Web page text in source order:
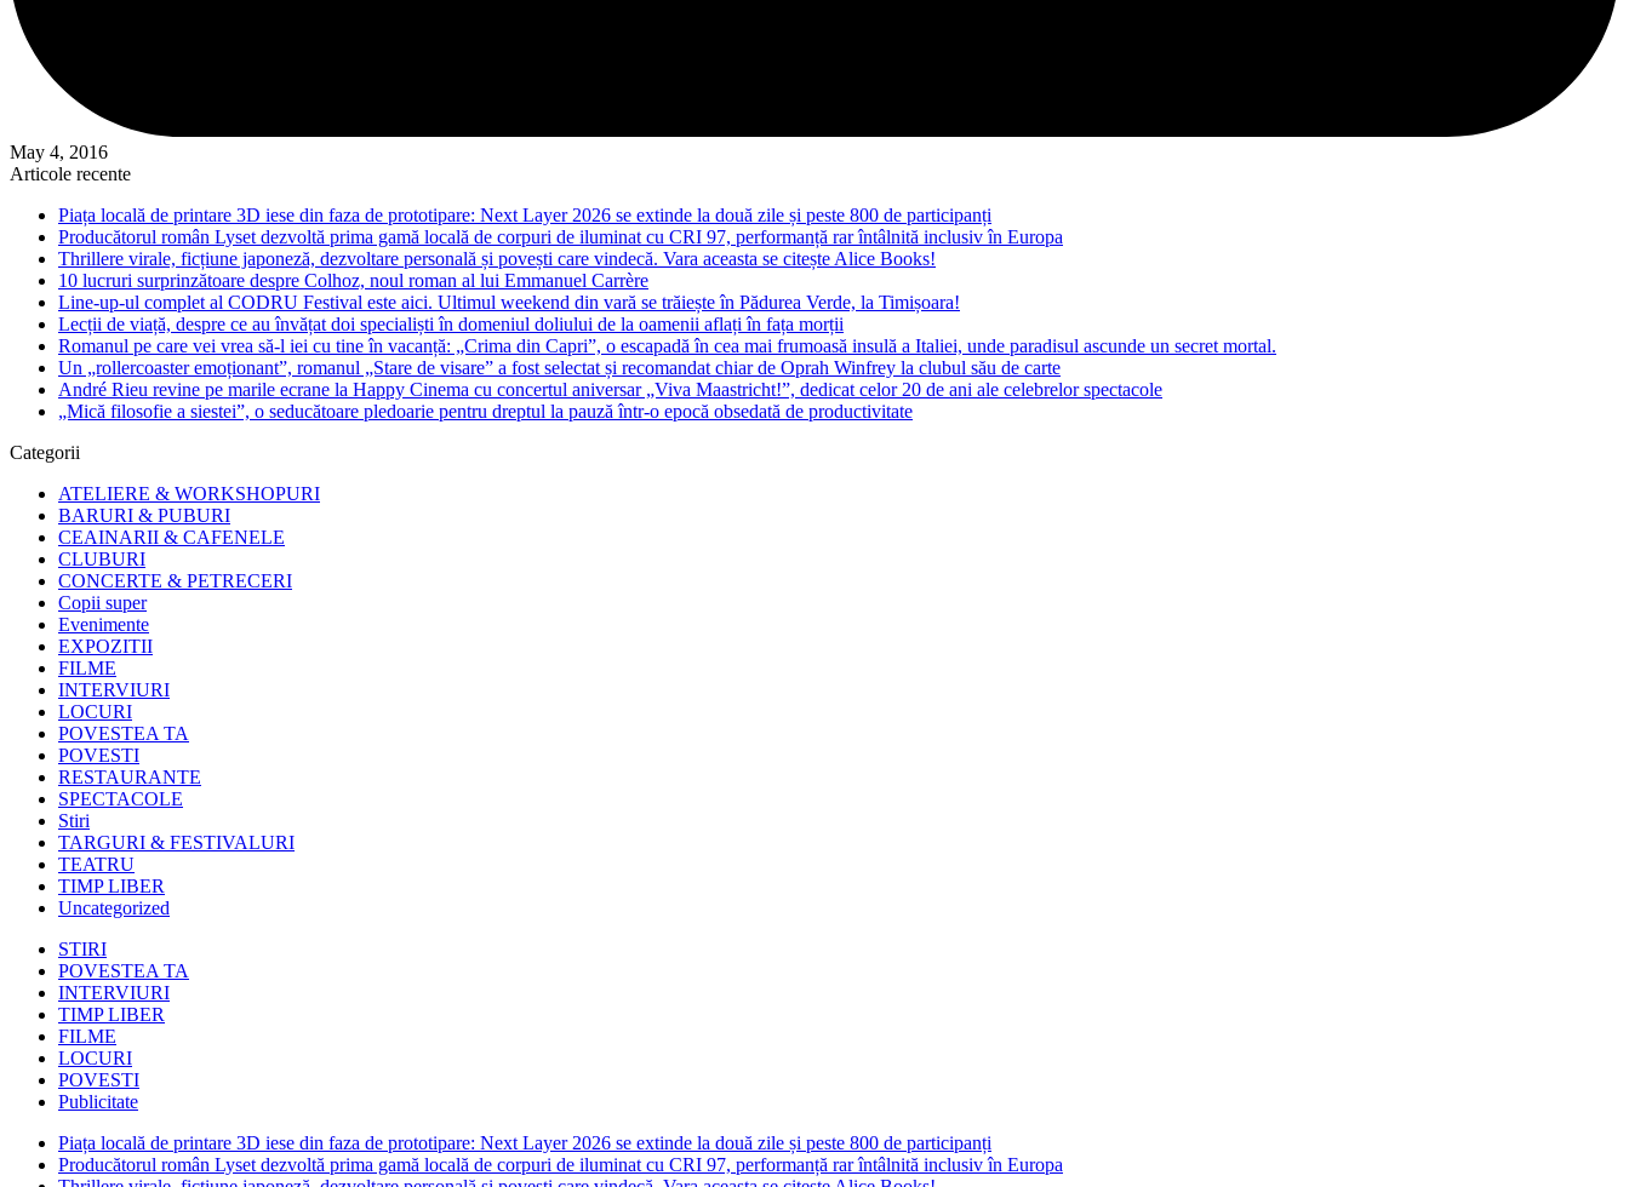
May 4, 2016
Articole recente
Piața locală de printare 3D iese din faza de prototipare: Next Layer 2026 se extinde la două zile și peste 800 de participanți
Producătorul român Lyset dezvoltă prima gamă locală de corpuri de iluminat cu CRI 97, performanță rar întâlnită inclusiv în Europa
Thrillere virale, ficțiune japoneză, dezvoltare personală și povești care vindecă. Vara aceasta se citește Alice Books!
10 lucruri surprinzătoare despre Colhoz, noul roman al lui Emmanuel Carrère
Line-up-ul complet al CODRU Festival este aici. Ultimul weekend din vară se trăiește în Pădurea Verde, la Timișoara!
Lecții de viață, despre ce au învățat doi specialiști în domeniul doliului de la oamenii aflați în fața morții
Romanul pe care vei vrea să-l iei cu tine în vacanță: „Crima din Capri”, o escapadă în cea mai frumoasă insulă a Italiei, unde paradisul ascunde un secret mortal.
Un „rollercoaster emoționant”, romanul „Stare de visare” a fost selectat și recomandat chiar de Oprah Winfrey la clubul său de carte
André Rieu revine pe marile ecrane la Happy Cinema cu concertul aniversar „Viva Maastricht!”, dedicat celor 20 de ani ale celebrelor spectacole
„Mică filosofie a siestei”, o seducătoare pledoarie pentru dreptul la pauză într-o epocă obsedată de productivitate
Categorii
ATELIERE & WORKSHOPURI
BARURI & PUBURI
CEAINARII & CAFENELE
CLUBURI
CONCERTE & PETRECERI
Copii super
Evenimente
EXPOZITII
FILME
INTERVIURI
LOCURI
POVESTEA TA
POVESTI
RESTAURANTE
SPECTACOLE
Stiri
TARGURI & FESTIVALURI
TEATRU
TIMP LIBER
Uncategorized
STIRI
POVESTEA TA
INTERVIURI
TIMP LIBER
FILME
LOCURI
POVESTI
Publicitate
Piața locală de printare 3D iese din faza de prototipare: Next Layer 2026 se extinde la două zile și peste 800 de participanți
Producătorul român Lyset dezvoltă prima gamă locală de corpuri de iluminat cu CRI 97, performanță rar întâlnită inclusiv în Europa